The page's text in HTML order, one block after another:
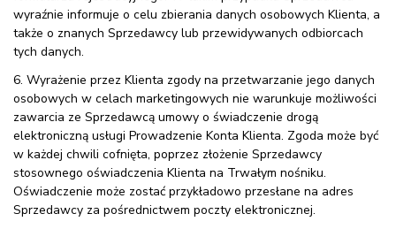
wyraźnie informuje o celu zbierania danych osobowych Klienta, a
także o znanych Sprzedawcy lub przewidywanych odbiorcach
tych danych.
6. Wyrażenie przez Klienta zgody na przetwarzanie jego danych
osobowych w celach marketingowych nie warunkuje możliwości
zawarcia ze Sprzedawcą umowy o świadczenie drogą
elektroniczną usługi Prowadzenie Konta Klienta. Zgoda może być
w każdej chwili cofnięta, poprzez złożenie Sprzedawcy
stosownego oświadczenia Klienta na Trwałym nośniku.
Oświadczenie może zostać przykładowo przesłane na adres
Sprzedawcy za pośrednictwem poczty elektronicznej.